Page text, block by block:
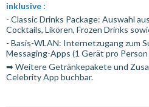
inklusive :
- Classic Drinks Package: Auswahl
Cocktails, Likören, Frozen Drinks
- Basis-WLAN: Internetzugang zum
Messaging-Apps (1 Gerät pro
➡ Weitere Getränkepakete und
Celebrity App buchbar.